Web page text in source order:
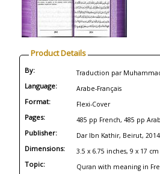
Product Details
By: Traduction par
Language: Arabe-Français
Format: Flexi-Cover
Pages: 485 pp French, 485 pp
Publisher: Dar Ibn Kathir, Beirut, 2014
Dimensions: 3.5 x 6.75 inches, 9 x 17 cm
Topic: Quran with meaning in